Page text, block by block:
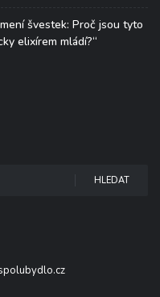
švestek: Proč jsou tyto
elixírem mládí?“
HLEDAT